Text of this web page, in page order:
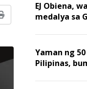
Print
EJ Obiena,
medalya sa
Yaman ng
Pilipinas,